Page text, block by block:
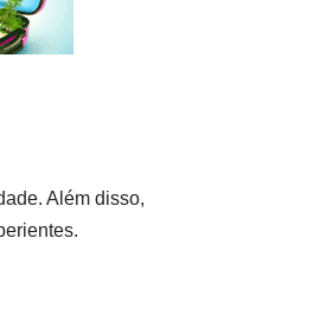
Além disso,